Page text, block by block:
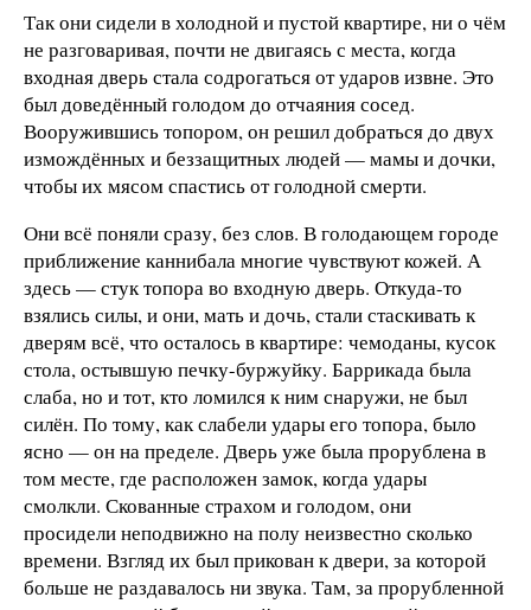
Так они сидели в холодной и пустой квартире, ни о чём
не разговаривая, почти не двигаясь с места, когда
входная дверь стала содрогаться от ударов извне. Это
был доведённый голодом до отчаяния сосед.
Вооружившись топором, он решил добраться до двух
измождённых и беззащитных людей — мамы и дочки,
чтобы их мясом спастись от голодной смерти.
Они всё поняли сразу, без слов. В голодающем городе
приближение каннибала многие чувствуют кожей. А
здесь — стук топора во входную дверь. Откуда-то
взялись силы, и они, мать и дочь, стали стаскивать к
дверям всё, что осталось в квартире: чемоданы, кусок
стола, остывшую печку-буржуйку. Баррикада была
слаба, но и тот, кто ломился к ним снаружи, не был
силён. По тому, как слабели удары его топора, было
ясно — он на пределе. Дверь уже была прорублена в
том месте, где расположен замок, когда удары
смолкли. Скованные страхом и голодом, они
просидели неподвижно на полу неизвестно сколько
времени. Взгляд их был прикован к двери, за которой
больше не раздавалось ни звука. Там, за прорубленной